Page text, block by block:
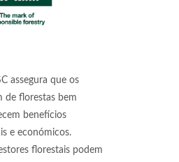
assegura que os
de florestas bem
benefícios
e económicos.
florestais podem